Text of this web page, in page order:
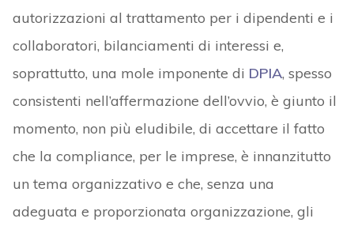
autorizzazioni al trattamento per i dipendenti e i
collaboratori, bilanciamenti di interessi e,
soprattutto, una mole imponente di DPIA, spesso
consistenti nell’affermazione dell’ovvio, è giunto il
momento, non più eludibile, di accettare il fatto
che la compliance, per le imprese, è innanzitutto
un tema organizzativo e che, senza una
adeguata e proporzionata organizzazione, gli